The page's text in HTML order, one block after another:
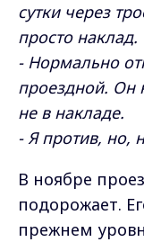
сутки через
просто наклад.
- Нормально
проездной. Он
не в накладе.
- Я против, но,
В ноябре
подорожает.
прежнем